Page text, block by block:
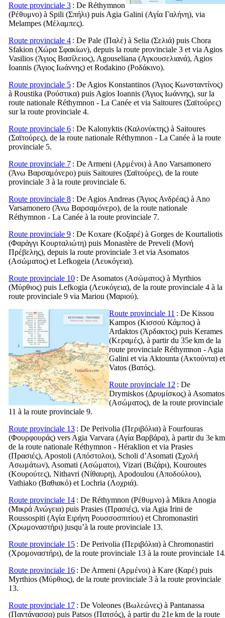
Route provinciale 3 : De Réthymnon
(Ρέθυμνο) à Spili (Σπήλι) puis Agia Galini (Αγία Γαλήνη), via
Melampes (Μέλαμπες).
Route provinciale 4 : De Pale (Παλέ) à Selia (Σελιά) puis Chora
Sfakion (Χώρα Σφακίων), depuis la route provinciale 3 et via Agios
Vasilios (Άγιος Βασίλειος), Agouseliana (Αγκουσελιανά), Agios
Ioannis (Άγιος Ιωάννης) et Rodakino (Ροδάκινο).
Route provinciale 5 : De Agios Konstantinos (Άγιος Κωνσταντίνος)
à Roustika (Ρούστικα) puis Agios Ioannis (Άγιος Ιωάννης), sur la
route nationale Réthymnon - La Canée et via Saitoures (Σαϊτούρες)
sur la route provinciale 4.
Route provinciale 6 : De Kalonyktis (Καλονύκτης) à Saitoures
(Σαϊτούρες), de la route nationale Réthymnon - La Canée à la route
provinciale 5.
Route provinciale 7 : De Armeni (Αρμένοι) à Ano Varsamonero
(Άνω Βαρσαμόνερο) puis Saitoures (Σαϊτούρες), de la route
provinciale 3 à la route provinciale 6.
Route provinciale 8 : De Agios Andreas (Άγιος Ανδρέας) à Ano
Varsamonero (Άνω Βαρσαμόνερο), de la route nationale
Réthymnon - La Canée à la route provinciale 7.
Route provinciale 9 : De Koxare (Κοξαρέ) à Gorges de Kourtaliotis
(Φαράγγι Κουρταλιώτη) puis Monastère de Preveli (Μονή
Πρέβελης), depuis la route provinciale 3 et via Asomatos
(Ασώματος) et Lefkogeia (Λευκόγεια).
Route provinciale 10 : De Asomatos (Ασώματος) à Myrthios
(Μύρθιος) puis Lefkogia (Λευκόγεια), de la route provinciale 4 à la
route provinciale 9 via Mariou (Μαριού).
Route provinciale 11 : De Kissou
Kampos (Κισσού Κάμπος) à
Ardaktos (Άρδακτος) puis Kerames
(Κεραμές), à partir du 35e km de la
route provinciale Réthymnon - Agia
Galini et via Aktounta (Ακτούντα) et
Vatos (Βατός).
Route provinciale 12 : De
Drymiskos (Δρυμίσκος) à Asomatos
(Ασώματος), de la route provinciale
11 à la route provinciale 9.
Route provinciale 13 : De Perivolia (Περιβόλια) à Fourfouras
(Φουρφουράς) vers Agia Varvara (Αγία Βαρβάρα), à partir du 3e km
de la route nationale Réthymnon - Héraklion et via Prasies
(Πρασιές), Apostoli (Απόστολοι), Scholi d’Asomati (Σχολή
Ασωμάτων), Asomati (Ασώματοι), Vizari (Βιζάρι), Kouroutes
(Κουρούτες), Nithavri (Νίθαυρη), Apodoulou (Αποδούλου),
Vathiako (Βαθιακό) et Lochria (Λοχριά).
Route provinciale 14 : De Réthymnon (Ρέθυμνο) à Mikra Anogia
(Μικρά Ανώγεια) puis Prasies (Πρασιές), via Agia Irini de
Roussospiti (Αγία Ειρήνη Ρουσσοσπιτίου) et Chromonastiri
(Χρωμοναστήρι) jusqu’à la route provinciale 13.
Route provinciale 15 : De Perivolia (Περιβόλια) à Chromonastiri
(Χρομοναστήρι), de la route provinciale 13 à la route provinciale
Route provinciale 16 : De Armeni (Αρμένοι) à Kare (Καρέ) puis
Myrthios (Μύρθιος), de la route provinciale 3 à la route provinciale
13.
Route provinciale 17 : De Voleones (Βωλεώνες) à Pantanassa
(Παντάνασσα) puis Patsos (Πατσός), à partir du 21e km de la route